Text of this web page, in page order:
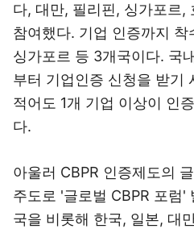
다, 대만, 필리핀, 싱가포르,
참여했다. 기업 인증까지
싱가포르 등 3개국이다. 국
부터 기업인증 신청을 받기
적어도 1개 기업 이상이 인
다.
아울러 CBPR 인증제도의
주도로 '글로벌 CBPR 포럼'
국을 비롯해 한국, 일본, 대